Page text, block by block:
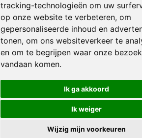
tracking-technologieën om uw
op onze website te verbeteren, om
gepersonaliseerde inhoud en
tonen, om ons websiteverkeer te
en om te begrijpen waar onze
vandaan komen.
Ik ga akkoord
Ik weiger
Wijzig mijn voorkeuren